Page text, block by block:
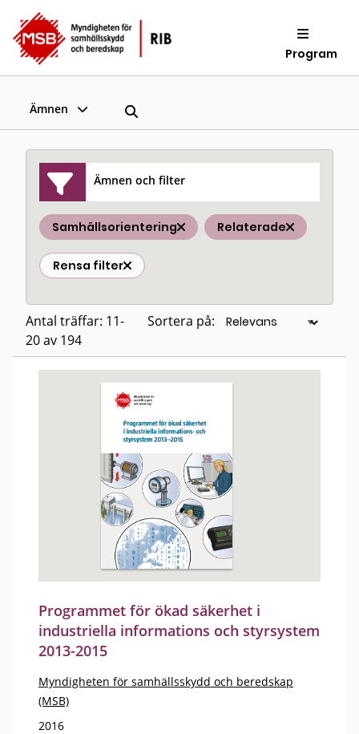
Program
Ämnen
Ämnen och filter
Samhällsorientering Relaterade
Rensa filter
Antal träffar: 11-
20 av 194
Sortera på:
Programmet för ökad säkerhet i
industriella informations och styrsystem
2013-2015
Myndigheten för samhällsskydd och beredskap
(MSB)
2016